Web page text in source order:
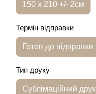
150 х 210 +/- 2см
Термін відправки
Готов до відправки
Тип друку
Сублімаційний друк